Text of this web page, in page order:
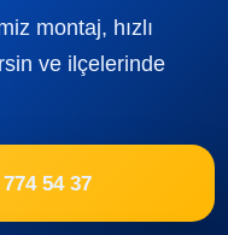
montaj, hızlı
ve ilçelerinde
54 37